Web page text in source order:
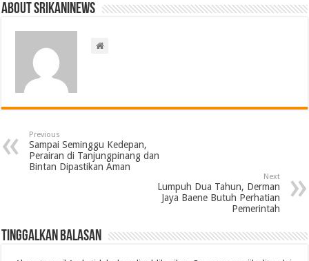
About srikaninews
Previous
Sampai Seminggu Kedepan,
Perairan di Tanjungpinang dan
Bintan Dipastikan Aman
Next
Lumpuh Dua Tahun, Derman
Jaya Baene Butuh Perhatian
Pemerintah
Tinggalkan Balasan